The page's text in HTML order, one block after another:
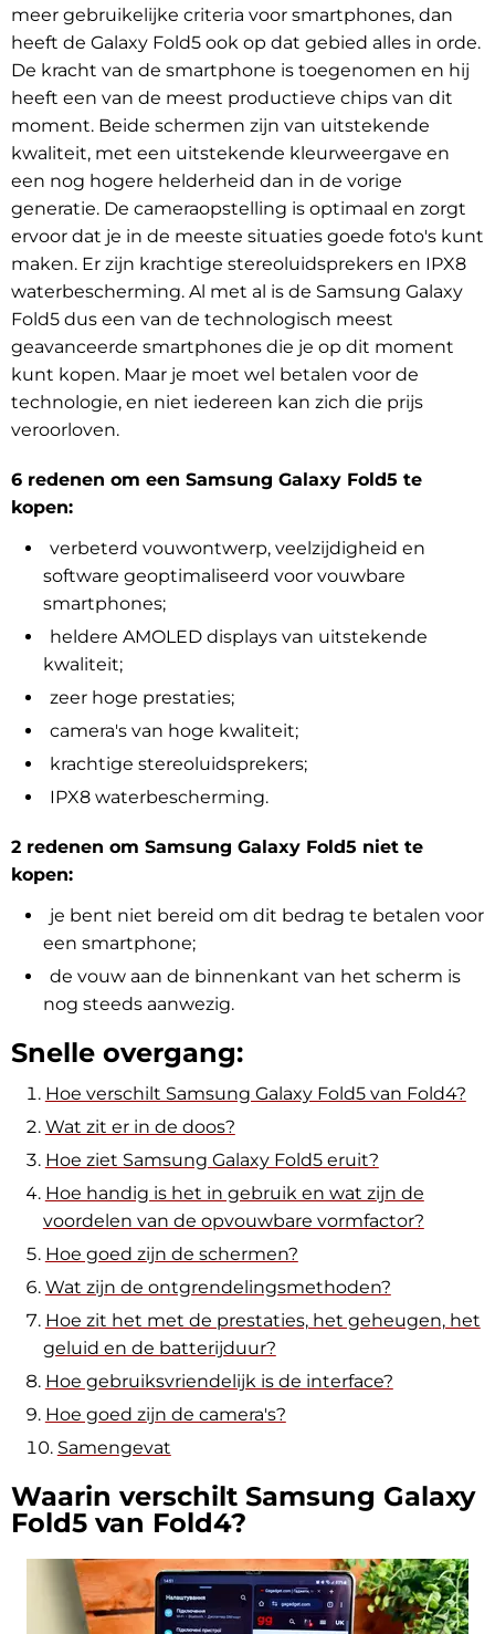
meer gebruikelijke criteria voor smartphones, dan
heeft de Galaxy Fold5 ook op dat gebied alles in orde.
De kracht van de smartphone is toegenomen en hij
heeft een van de meest productieve chips van dit
moment. Beide schermen zijn van uitstekende
kwaliteit, met een uitstekende kleurweergave en
een nog hogere helderheid dan in de vorige
generatie. De cameraopstelling is optimaal en zorgt
ervoor dat je in de meeste situaties goede foto's kunt
maken. Er zijn krachtige stereoluidsprekers en IPX8
waterbescherming. Al met al is de Samsung Galaxy
Fold5 dus een van de technologisch meest
geavanceerde smartphones die je op dit moment
kunt kopen. Maar je moet wel betalen voor de
technologie, en niet iedereen kan zich die prijs
veroorloven.
6 redenen om een Samsung Galaxy Fold5 te
kopen:
verbeterd vouwontwerp, veelzijdigheid en
software geoptimaliseerd voor vouwbare
smartphones;
heldere AMOLED displays van uitstekende
kwaliteit;
zeer hoge prestaties;
camera's van hoge kwaliteit;
krachtige stereoluidsprekers;
IPX8 waterbescherming.
2 redenen om Samsung Galaxy Fold5 niet te
kopen:
je bent niet bereid om dit bedrag te betalen voor
een smartphone;
de vouw aan de binnenkant van het scherm is
nog steeds aanwezig.
Snelle overgang:
Hoe verschilt Samsung Galaxy Fold5 van Fold4?
Wat zit er in de doos?
Hoe ziet Samsung Galaxy Fold5 eruit?
Hoe handig is het in gebruik en wat zijn de
voordelen van de opvouwbare vormfactor?
Hoe goed zijn de schermen?
Wat zijn de ontgrendelingsmethoden?
Hoe zit het met de prestaties, het geheugen, het
geluid en de batterijduur?
Hoe gebruiksvriendelijk is de interface?
Hoe goed zijn de camera's?
Samengevat
Waarin verschilt Samsung Galaxy
Fold5 van Fold4?